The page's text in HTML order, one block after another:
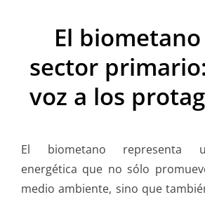
El
sector
voz a los
El biometano representa
energética que no sólo
medio ambiente, sino que